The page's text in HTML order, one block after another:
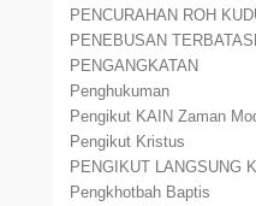
PENCURAHAN ROH
PENEBUSAN
PENGANGKATAN
Penghukuman
Pengikut KAIN Zaman
Pengikut Kristus
PENGIKUT LANGSUNG
Pengkhotbah Baptis